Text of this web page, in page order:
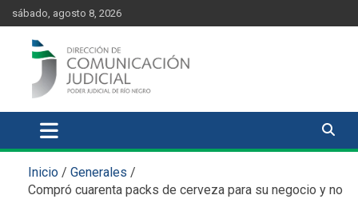
content
Skip
to
content
sábado, agosto 8, 2026
Comunicación Judicial
Inicio
Generales
Compró cuarenta packs de cerveza para su negocio y no